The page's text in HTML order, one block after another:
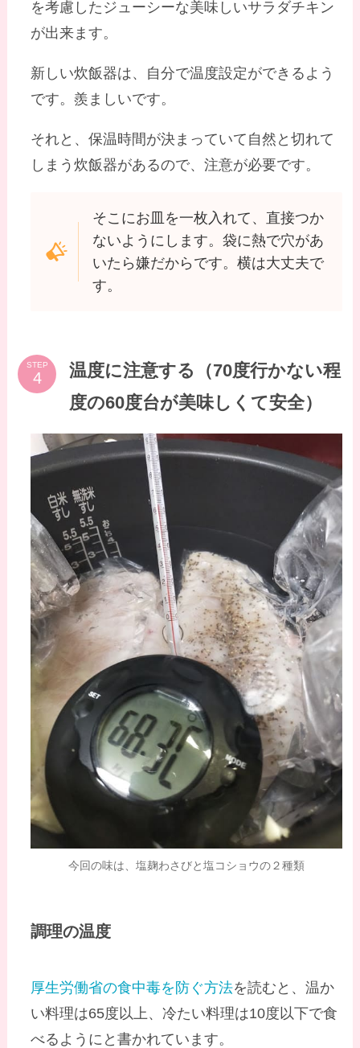
を考慮したジューシーな美味しいサラダチキン
が出来ます。
新しい炊飯器は、自分で温度設定ができるよう
です。羨ましいです。
それと、保温時間が決まっていて自然と切れて
しまう炊飯器があるので、注意が必要です。
そこにお皿を一枚入れて、直接つか
ないようにします。袋に熱で穴があ
いたら嫌だからです。横は大丈夫で
す。
STEP
温度に注意する（70度行かない程
度の60度台が美味しくて安全）
今回の味は、塩麹わさびと塩コショウの２種類
調理の温度
厚生労働省の食中毒を防ぐ方法を読むと、温か
い料理は65度以上、冷たい料理は10度以下で食
べるようにと書かれています。